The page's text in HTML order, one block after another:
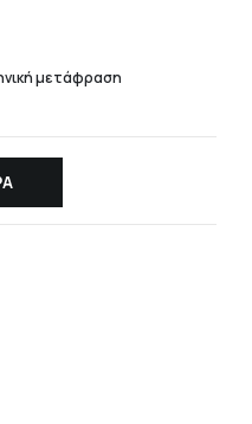
μετάφραση